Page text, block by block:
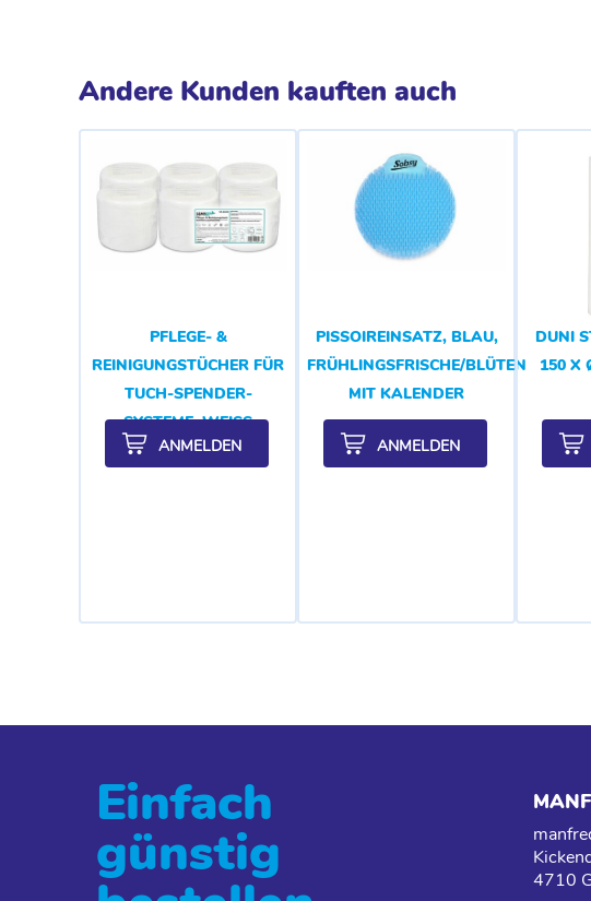
Andere Kunden kauften auch
PFLEGE- &
REINIGUNGSTÜCHER FÜR
TUCH-SPENDER-
SYSTEME, WEISS
ANMELDEN
PISSOIREINSATZ, BLAU,
FRÜHLINGSFRISCHE/BLÜTENDUFT
MIT KALENDER
ANMELDEN
DUNI
150 X
Einfach
günstig
4710